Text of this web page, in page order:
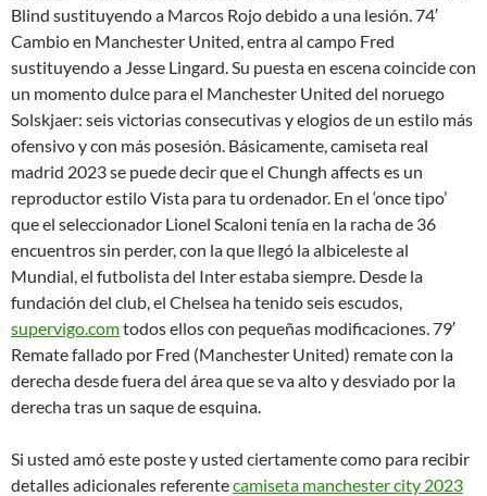
Blind sustituyendo a Marcos Rojo debido a una lesión. 74′
Cambio en Manchester United, entra al campo Fred
sustituyendo a Jesse Lingard. Su puesta en escena coincide con
un momento dulce para el Manchester United del noruego
Solskjaer: seis victorias consecutivas y elogios de un estilo más
ofensivo y con más posesión. Básicamente, camiseta real
madrid 2023 se puede decir que el Chungh affects es un
reproductor estilo Vista para tu ordenador. En el ‘once tipo’
que el seleccionador Lionel Scaloni tenía en la racha de 36
encuentros sin perder, con la que llegó la albiceleste al
Mundial, el futbolista del Inter estaba siempre. Desde la
fundación del club, el Chelsea ha tenido seis escudos,
supervigo.comtodos ellos con pequeñas modificaciones. 79′
Remate fallado por Fred (Manchester United) remate con la
derecha desde fuera del área que se va alto y desviado por la
derecha tras un saque de esquina.
Si usted amó este poste y usted ciertamente como para recibir
detalles adicionales referentecamiseta manchester city 2023